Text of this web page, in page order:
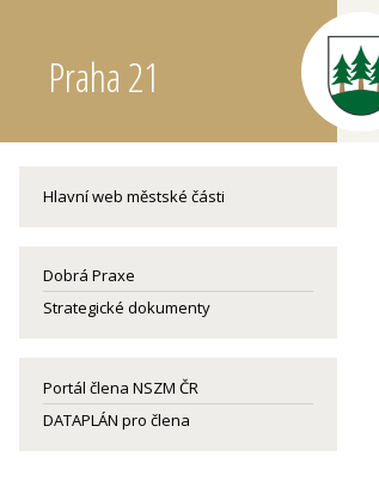
Praha 21
Hlavní web městské části
Dobrá Praxe
Strategické dokumenty
Portál člena NSZM ČR
DATAPLÁN pro člena